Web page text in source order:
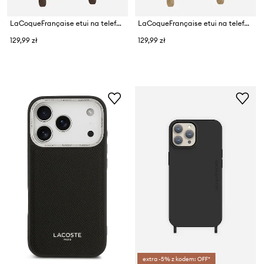
LaCoqueFrançaise etui na telefon Iphone 15 pro
129,99 zł
LaCoqueFrançaise etui na telefon Iphone 16
129,99 zł
extra -5% z kodem: OFF*